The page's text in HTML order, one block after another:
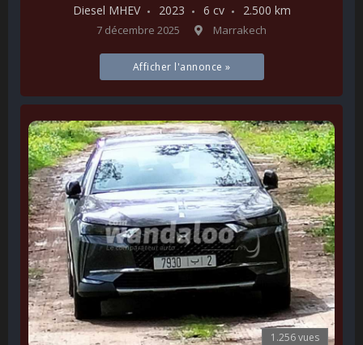
Diesel MHEV 2023 6 cv 2.500 km
7 décembre 2025 Marrakech
Afficher l'annonce »
1.256 vues